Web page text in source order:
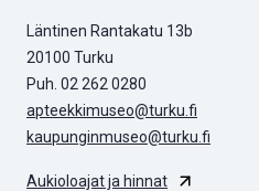
Läntinen Rantakatu 13b
20100 Turku
Puh. 02 262 0280
apteekkimuseo@turku.fi
kaupunginmuseo@turku.fi
Aukioloajat ja hinnat